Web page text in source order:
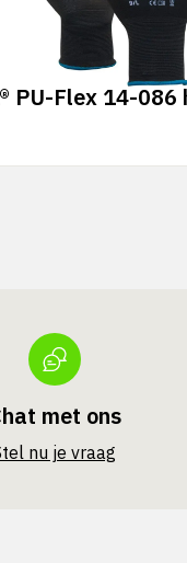
PU-Flex 14-086
met ons
nu je vraag